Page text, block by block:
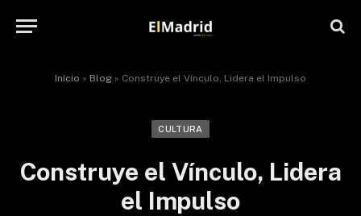
Início » Blog » Construye el Vínculo, Lidera el Impulso
CULTURA
Construye el Vínculo, Lidera
el Impulso